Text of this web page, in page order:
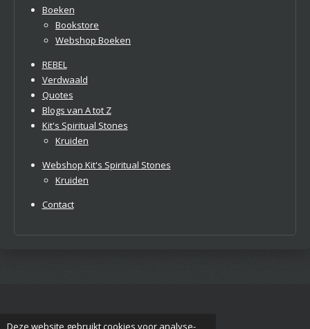
Deze website gebruikt cookies voor analyse-
Boeken
Bookstore
Webshop Boeken
REBEL
Verdwaald
Quotes
Blogs van A tot Z
Kit's Spiritual Stones
Kruiden
Webshop Kit's Spiritual Stones
Kruiden
Contact